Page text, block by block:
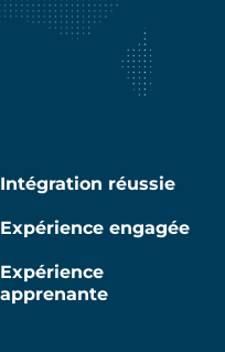
Intégration réussie
Expérience engagée
Expérience
apprenante